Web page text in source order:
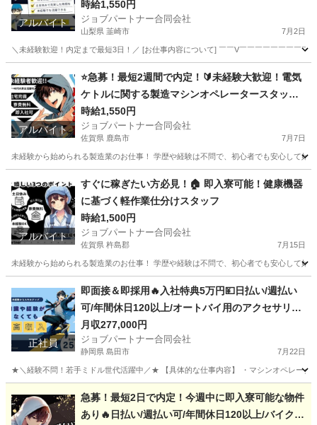
アルバイト
時給1,550円
ジョブパートナー合同会社
山梨県 韮崎市 7月2日
＼未経験歓迎！内定まで最短3日！／ [お仕事内容について] ￣￣V￣￣￣￣￣￣￣￣
工場 スタッフ
アルバイト
⭐急募！最短2週間で内定！🔰未経験大歓迎！電気
ケトルに関する製造マシンオペレータースタッ
フ！
時給1,550円
ジョブパートナー合同会社
佐賀県 鹿島市 7月7日
未経験から始められる製造業のお仕事！ 学歴や経験は不問で、初心者でも安心して
工場 時給
アルバイト
すぐに稼ぎたい方必見！🏠 即入寮可能！健康機器
に基づく軽作業仕分けスタッフ
時給1,500円
ジョブパートナー合同会社
佐賀県 杵島郡 7月15日
未経験から始められる製造業のお仕事！ 学歴や経験は不問で、初心者でも安心して
工場 スタッフ
正社員
即面接＆即採用🔥入社特典5万円💴日払い/週払い
可/年間休日120以上/オートバイ用のアクセサリー
（ヘルメット、グローブ、シートカバーなど）に
関する軽作業マシンオペレーター
月収277,000円
ジョブパートナー合同会社
静岡県 島田市 7月22日
★＼経験不問！若手ミドル世代活躍中／★ 【具体的な仕事内容】 ・マシンオペレータ
工場 オペレーター
急募！最短2日で内定！今週中に即入寮可能な物件
あり🔥日払い/週払い可/年間休日120以上/バイクや